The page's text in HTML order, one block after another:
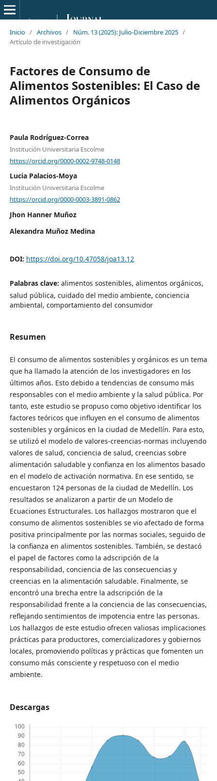
Inicio / Archivos / Núm. 13 (2025): Julio-Diciembre 2025 /
Artículo de investigación
Factores de Consumo de
Alimentos Sostenibles: El Caso de
Alimentos Orgánicos
Paula Rodríguez-Correa
Institución Universitaria Escolme
https://orcid.org/0000-0002-9748-0148
Lucia Palacios-Moya
Institución Universitaria Escolme
https://orcid.org/0000-0003-3891-0862
Jhon Hanner Muñoz
Alexandra Muñoz Medina
DOI: https://doi.org/10.47058/joa13.12
Palabras clave: alimentos sostenibles, alimentos orgánicos,
salud pública, cuidado del medio ambiente, conciencia
ambiental, comportamiento del consumidor
Resumen
El consumo de alimentos sostenibles y orgánicos es un tema
que ha llamado la atención de los investigadores en los
últimos años. Esto debido a tendencias de consumo más
responsables con el medio ambiente y la salud pública. Por
tanto, este estudio se propuso como objetivo identificar los
factores teóricos que influyen en el consumo de alimentos
sostenibles y orgánicos en la ciudad de Medellín. Para esto,
se utilizó el modelo de valores-creencias-normas incluyendo
valores de salud, conciencia de salud, creencias sobre
alimentación saludable y confianza en los alimentos basado
en el modelo de activación normativa. En ese sentido, se
encuestaron 124 personas de la ciudad de Medellín. Los
resultados se analizaron a partir de un Modelo de
Ecuaciones Estructurales. Los hallazgos mostraron que el
consumo de alimentos sostenibles se vio afectado de forma
positiva principalmente por las normas sociales, seguido de
la confianza en alimentos sostenibles. También, se destacó
el papel de factores como la adscripción de la
responsabilidad, conciencia de las consecuencias y
creencias en la alimentación saludable. Finalmente, se
encontró una brecha entre la adscripción de la
responsabilidad frente a la conciencia de las consecuencias,
reflejando sentimientos de impotencia entre las personas.
Los hallazgos de este estudio ofrecen valiosas implicaciones
prácticas para productores, comercializadores y gobiernos
locales, promoviendo políticas y prácticas que fomenten un
consumo más consciente y respetuoso con el medio
ambiente.
Descargas